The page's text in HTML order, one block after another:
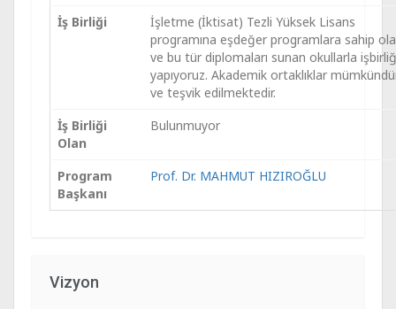
İş Birliği
İşletme (İktisat) Tezli Yüksek Lisans
programına eşdeğer programlara sahip
ve bu tür diplomaları sunan okullarla
yapıyoruz. Akademik ortaklıklar
ve teşvik edilmektedir.
İş Birliği
Olan
Bulunmuyor
Program
Başkanı
Prof. Dr. MAHMUT HIZIROĞLU
Vizyon